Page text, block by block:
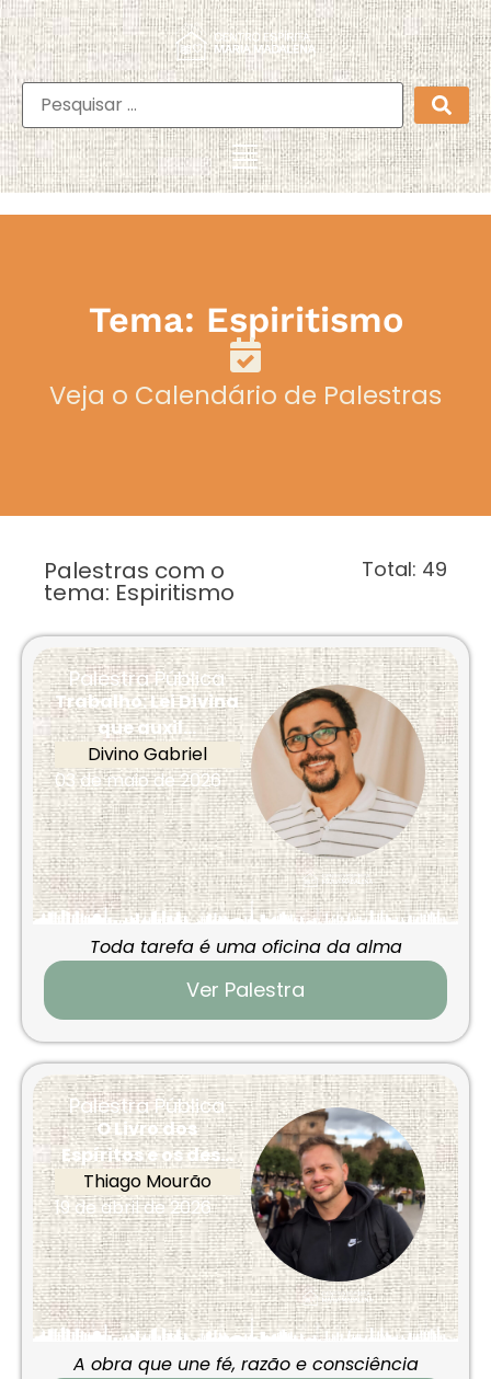
Tema: Espiritismo
Veja o Calendário de Palestras
Palestras com o
tema: Espiritismo
Total: 49
Palestra Pública
Trabalho: Lei Divina
que auxil...
Divino Gabriel
03 de maio de 2026
Toda tarefa é uma oficina da alma
Ver Palestra
Palestra Pública
O Livro dos
Espíritos e os des...
Thiago Mourão
19 de abril de 2026
A obra que une fé, razão e consciência